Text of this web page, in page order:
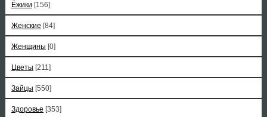
Ёжики [156]
Женские [84]
Женщины [0]
Цветы [211]
Зайцы [550]
Здоровье [353]